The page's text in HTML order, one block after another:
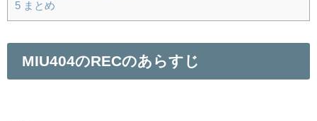
5 まとめ
MIU404のRECのあらすじ